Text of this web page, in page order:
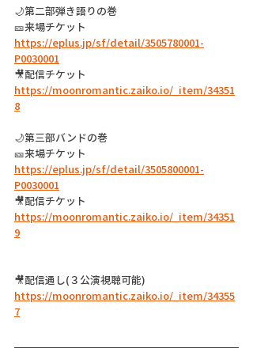
🌙第二部弾き語りの巻
🎫来場チケット
https://eplus.jp/sf/detail/3505780001-
P0030001
🎥配信チケット
https://moonromantic.zaiko.io/_item/34351
8
🌙第三部バンドの巻
🎫来場チケット
https://eplus.jp/sf/detail/3505800001-
P0030001
🎥配信チケット
https://moonromantic.zaiko.io/_item/34351
9
🎥配信通し(３公演視聴可能)
https://moonromantic.zaiko.io/_item/34355
7